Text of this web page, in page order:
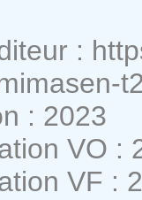
:
: 2023
VO :
VF :